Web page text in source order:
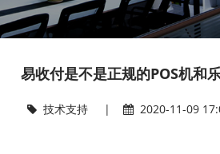
易收付是不是正规的POS机和
技术支持| 2020-11-09